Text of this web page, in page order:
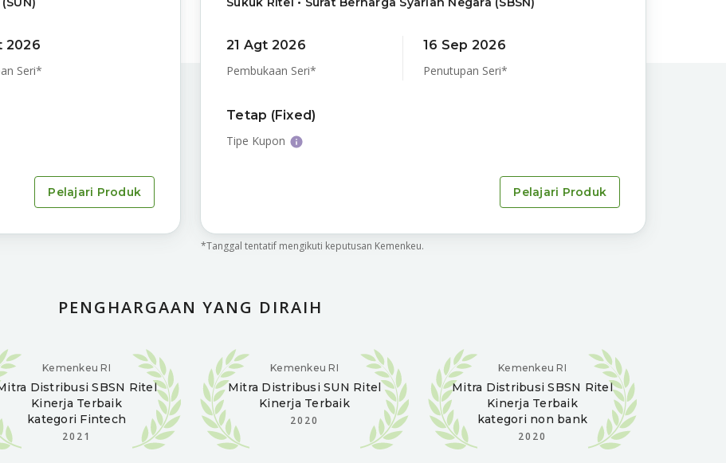
2026
Seri*
Pelajari Produk
21 Agt 2026
Pembukaan Seri*
16 Sep 2026
Penutupan Seri*
Tetap (Fixed)
Tipe Kupon
Pelajari Produk
*Tanggal tentatif mengikuti keputusan Kemenkeu.
PENGHARGAAN YANG DIRAIH
Kemenkeu RI
DistribusiSBSN Ritel
Kinerja Terbaik
kategori Fintech
2021
Kemenkeu RI
Mitra Distribusi SUN Ritel
Kinerja Terbaik
2020
Kemenkeu RI
Mitra DistribusiSBSN Ritel
Kinerja Terbaik
kategori non bank
2020